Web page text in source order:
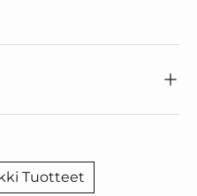
Tuotteet